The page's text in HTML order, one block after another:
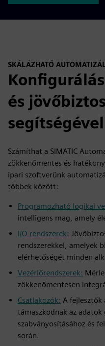
SKÁLÁZHATÓ
és
segítségével
Számíthat a SIMATIC
zökkenőmentes és
ipari szoftverünk
többek között:
Programozható logikai
intelligens mag, amely
I/O rendszerek:
rendszerekkel, amelyek
elérhetőségét minden
Vezérlőrendszerek:
zökkenőmentesen
Csatlakozók: A fejlesztők
támaszkodnak az adatok
szabványosításához és
során.